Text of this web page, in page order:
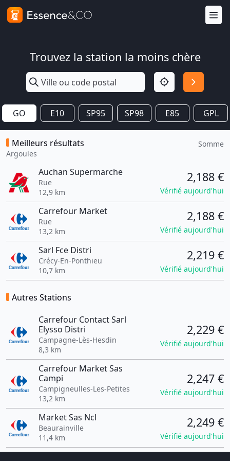
Trouvez la station la moins chère
GO E10 SP95 SP98 E85 GPL
Meilleurs résultats
Argoules
Somme
Auchan Supermarche
Rue
12,9 km
2,188 €
Vérifié aujourd'hui
Carrefour Market
Rue
13,2 km
2,188 €
Vérifié aujourd'hui
Sarl Fce Distri
Crécy-En-Ponthieu
10,7 km
2,219 €
Vérifié aujourd'hui
Autres Stations
Carrefour Contact Sarl
Elysso Distri
Campagne-Lès-Hesdin
8,3 km
2,229 €
Vérifié aujourd'hui
Carrefour Market Sas
Campi
Campigneulles-Les-Petites
13,2 km
2,247 €
Vérifié aujourd'hui
Market Sas Ncl
Beaurainville
11,4 km
2,249 €
Vérifié aujourd'hui